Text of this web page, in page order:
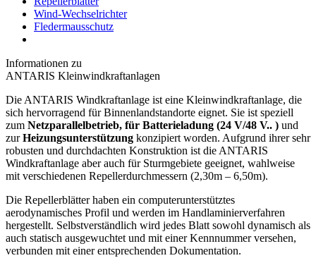
Wind-Wechselrichter
Fledermausschutz
Informationen zu
ANTARIS Kleinwindkraftanlagen
Die ANTARIS Windkraftanlage ist eine Kleinwindkraftanlage, die
sich hervorragend für Binnenlandstandorte eignet. Sie ist speziell
zum Netzparallelbetrieb, für Batterieladung (24 V/48 V.. ) und
zurHeizungsunterstützung konzipiert worden. Aufgrund ihrer sehr
robusten und durchdachten Konstruktion ist die ANTARIS
Windkraftanlage aber auch für Sturmgebiete geeignet, wahlweise
mit verschiedenen Repellerdurchmessern (2,30m – 6,50m).
Die Repellerblätter haben ein computerunterstütztes
aerodynamisches Profil und werden im Handlaminierverfahren
hergestellt. Selbstverständlich wird jedes Blatt sowohl dynamisch als
auch statisch ausgewuchtet und mit einer Kennnummer versehen,
verbunden mit einer entsprechenden Dokumentation.